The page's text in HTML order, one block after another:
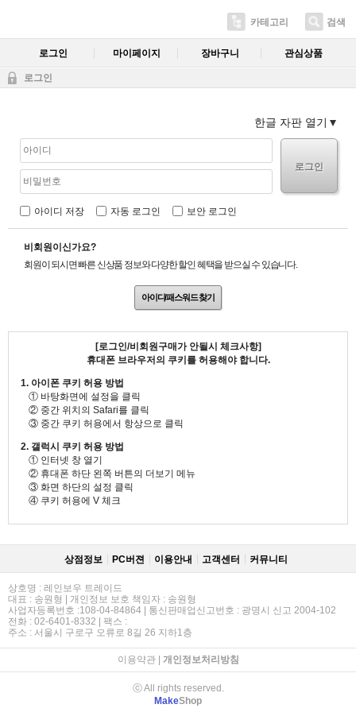
카테고리 검색
로그인 마이페이지 장바구니 관심상품
로그인
한글 자판 열기
로그인
아이디 저장 자동 로그인 보안 로그인
비회원이신가요?
회원이 되시면 빠른 신상품 정보와 다양한 할인 혜택을 받으실 수 있습니다.
아이디/패스워드 찾기
[로그인/비회원구매가 안될시 체크사항]
휴대폰 브라우저의 쿠키를 허용해야 합니다.
1. 아이폰 쿠키 허용 방법
① 바탕화면에 설정을 클릭
② 중간 위치의 Safari를 클릭
③ 중간 쿠키 허용에서 항상으로 클릭
2. 갤럭시 쿠키 허용 방법
① 인터넷 창 열기
② 휴대폰 하단 왼쪽 버튼의 더보기 메뉴
③ 화면 하단의 설정 클릭
④ 쿠키 허용에 V 체크
상점정보 PC버젼 이용안내 고객센터 커뮤니티
상호명 : 레인보우 트레이드
대표 : 송원형 | 개인정보 보호 책임자 : 송원형
사업자등록번호 :108-04-84864 | 통신판매업신고번호 : 광명시 신고 2004-102
전화 : 02-6401-8332 | 팩스 :
주소 : 서울시 구로구 오류로 8길 26 지하1층
이용약관| 개인정보처리방침
ⓒ All rights reserved.
MakeShop